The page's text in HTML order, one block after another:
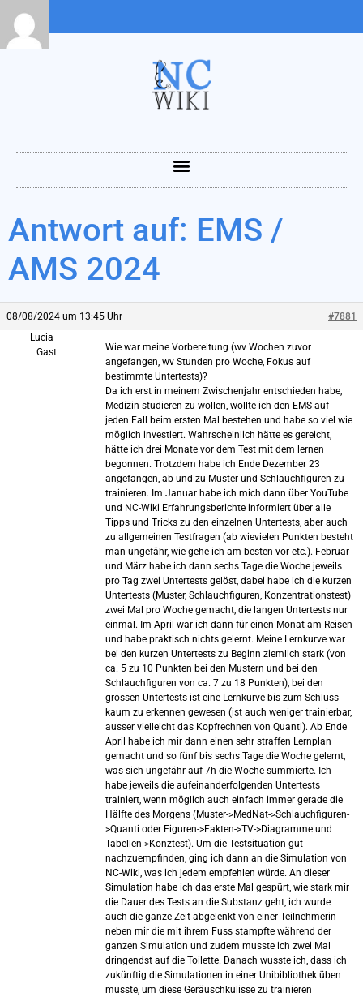
Antwort auf: EMS /
AMS 2024
08/08/2024 um 13:45 Uhr
#7881
Lucia
Gast
Wie war meine Vorbereitung (wv Wochen zuvor
angefangen, wv Stunden pro Woche, Fokus auf
bestimmte Untertests)?
Da ich erst in meinem Zwischenjahr entschieden habe,
Medizin studieren zu wollen, wollte ich den EMS auf
jeden Fall beim ersten Mal bestehen und habe so viel wie
möglich investiert. Wahrscheinlich hätte es gereicht,
hätte ich drei Monate vor dem Test mit dem lernen
begonnen. Trotzdem habe ich Ende Dezember 23
angefangen, ab und zu Muster und Schlauchfiguren zu
trainieren. Im Januar habe ich mich dann über YouTube
und NC-Wiki Erfahrungsberichte informiert über alle
Tipps und Tricks zu den einzelnen Untertests, aber auch
zu allgemeinen Testfragen (ab wievielen Punkten besteht
man ungefähr, wie gehe ich am besten vor etc.). Februar
und März habe ich dann sechs Tage die Woche jeweils
pro Tag zwei Untertests gelöst, dabei habe ich die kurzen
Untertests (Muster, Schlauchfiguren, Konzentrationstest)
zwei Mal pro Woche gemacht, die langen Untertests nur
einmal. Im April war ich dann für einen Monat am Reisen
und habe praktisch nichts gelernt. Meine Lernkurve war
bei den kurzen Untertests zu Beginn ziemlich stark (von
ca. 5 zu 10 Punkten bei den Mustern und bei den
Schlauchfiguren von ca. 7 zu 18 Punkten), bei den
grossen Untertests ist eine Lernkurve bis zum Schluss
kaum zu erkennen gewesen (ist auch weniger trainierbar,
ausser vielleicht das Kopfrechnen von Quanti). Ab Ende
April habe ich mir dann einen sehr straffen Lernplan
gemacht und so fünf bis sechs Tage die Woche gelernt,
was sich ungefähr auf 7h die Woche summierte. Ich
habe jeweils die aufeinanderfolgenden Untertests
trainiert, wenn möglich auch einfach immer gerade die
Hälfte des Morgens (Muster->MedNat->Schlauchfiguren-
>Quanti oder Figuren->Fakten->TV->Diagramme und
Tabellen->Konztest). Um die Testsituation gut
nachzuempfinden, ging ich dann an die Simulation von
NC-Wiki, was ich jedem empfehlen würde. An dieser
Simulation habe ich das erste Mal gespürt, wie stark mir
die Dauer des Tests an die Substanz geht, ich wurde
auch die ganze Zeit abgelenkt von einer Teilnehmerin
neben mir die mit ihrem Fuss stampfte während der
ganzen Simulation und zudem musste ich zwei Mal
dringendst auf die Toilette. Danach wusste ich, dass ich
zukünftig die Simulationen in einer Unibibliothek üben
musste, um diese Geräuschkulisse zu trainieren